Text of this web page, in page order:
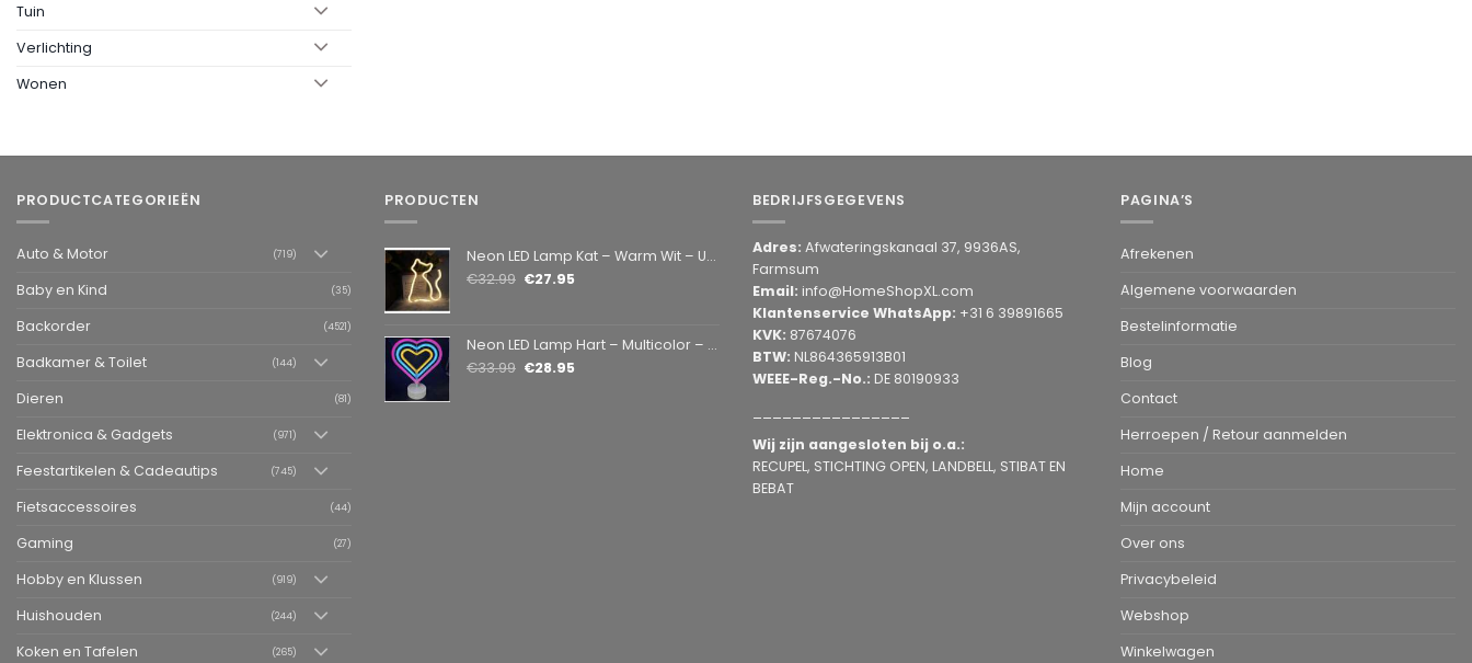
Tuin
Verlichting
Wonen
PRODUCTCATEGORIEËN
Auto & Motor (719)
Baby en Kind (35)
Backorder (4521)
Badkamer & Toilet (144)
Dieren (81)
Elektronica & Gadgets (971)
Feestartikelen & Cadeautips (745)
Fietsaccessoires (44)
Gaming (27)
Hobby en Klussen (919)
Huishouden (244)
Koken en Tafelen (265)
PRODUCTEN
Neon LED Lamp Kat – Warm Wit – USB & Batterij – Decoratieve Tafellamp voor Kinderkamer – 28,5 x 24,5 cm
€32.99 €27.95
Neon LED Lamp Hart – Multicolor – USB & Batterij – Hartvormige Sfeerlamp – Kinderkamer & Slaapkamer – 25,2 x 23 cm
€33.99 €28.95
BEDRIJFSGEGEVENS
Adres: Afwateringskanaal 37, 9936AS,
Farmsum
Email: info@HomeShopXL.com
Klantenservice WhatsApp: +31 6 39891665
KVK: 87674076
BTW: NL864365913B01
WEEE-Reg.-No.: DE 80190933
Wij zijn aangesloten bij o.a.:
RECUPEL, STICHTING OPEN, LANDBELL, STIBAT EN
BEBAT
PAGINA’S
Afrekenen
Algemene voorwaarden
Bestelinformatie
Blog
Contact
Herroepen / Retour aanmelden
Home
Mijn account
Over ons
Privacybeleid
Webshop
Winkelwagen